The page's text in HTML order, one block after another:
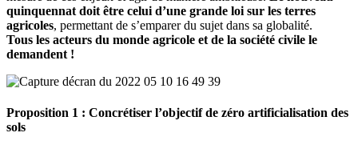
quinquennat doit être celui d’une grande loi sur les terres
agricoles, permettant de s’emparer du sujet dans sa globalité.
Tous les acteurs du monde agricole et de la société civile le
demandent !
Proposition 1 : Concrétiser l’objectif de zéro artificialisation des
sols